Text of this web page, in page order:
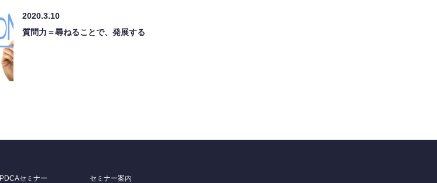
2020.3.10
質問力＝尋ねることで、発展する
PDCAセミナー セミナー案内